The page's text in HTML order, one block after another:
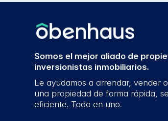
Somos el mejor aliado de
inversionistas inmobiliarios.
Le ayudamos a arrendar, vender
una propiedad de forma rápida,
eficiente. Todo en uno.